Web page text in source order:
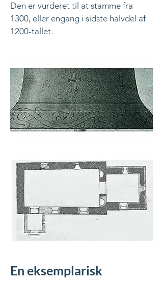
Den er vurderet til at stamme fra
1300, eller engang i sidste halvdel af
1200-tallet.
En eksemplarisk